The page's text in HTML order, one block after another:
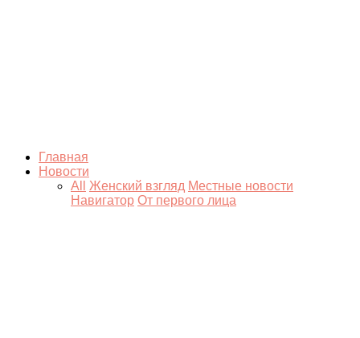
Главная
Новости
All
Женский взгляд Местные новости
Навигатор От первого лица